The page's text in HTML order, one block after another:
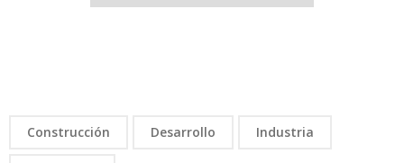
Construcción Desarrollo Industria